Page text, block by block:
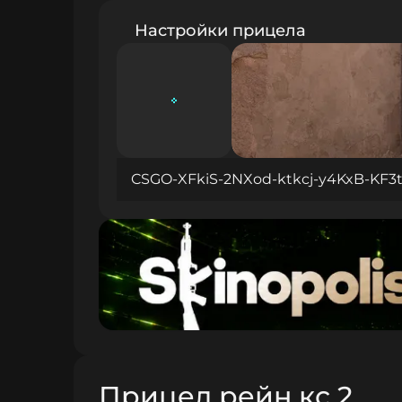
Настройки прицела
CSGO-XFkiS-2NXod-ktkcj-y4KxB-